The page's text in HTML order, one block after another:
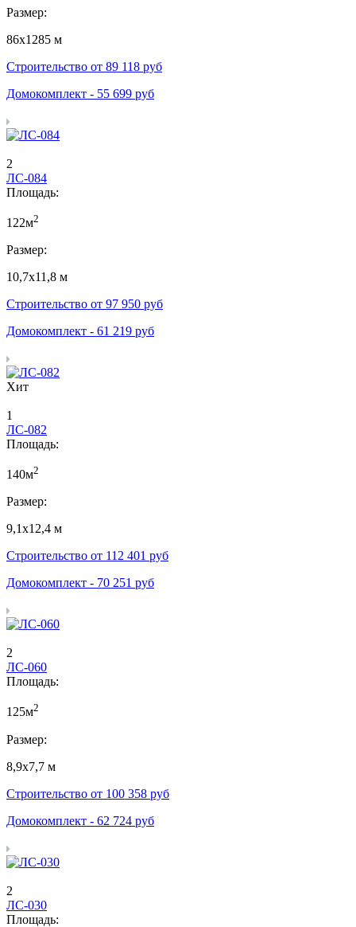
Размер:
86х1285 м
Строительство от 89 118 руб
Домокомплект - 55 699 руб
2
ЛС-084
Площадь:
122м2
Размер:
10,7х11,8 м
Строительство от 97 950 руб
Домокомплект - 61 219 руб
Хит
1
ЛС-082
Площадь:
140м2
Размер:
9,1х12,4 м
Строительство от 112 401 руб
Домокомплект - 70 251 руб
2
ЛС-060
Площадь:
125м2
Размер:
8,9х7,7 м
Строительство от 100 358 руб
Домокомплект - 62 724 руб
2
ЛС-030
Площадь: